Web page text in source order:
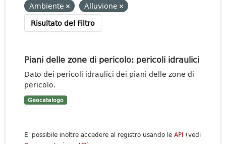
Ambiente
Alluvione
Risultato del Filtro
Piani delle zone di pericolo: pericoli idraulici
Dato dei pericoli idraulici dei piani delle zone di
pericolo.
Geocatalogo
E' possibile inoltre accedere al registro usando le API (vedi